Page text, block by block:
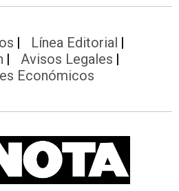
Línea Editorial
Avisos Legales
Económicos